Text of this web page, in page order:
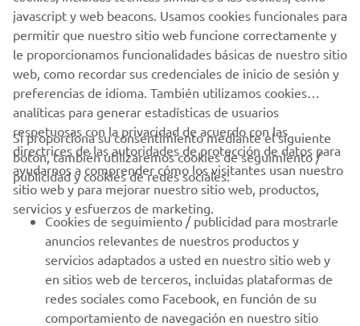
CORPORATIVO
PROFESIONALES
MÁS YAMAHA
AYUDA
javascript y web beacons. Usamos cookies funcionales para
permitir que nuestro sitio web funcione correctamente y
le proporcionamos funcionalidades básicas de nuestro sitio
web, como recordar sus credenciales de inicio de sesión y
preferencias de idioma. También utilizamos cookies
analíticas para generar estadísticas de usuarios
respetuosas con la privacidad de acuerdo con las
directrices de las autoridades de protección de datos para
ayudarnos a comprender cómo los visitantes usan nuestro
sitio web y para mejorar nuestro sitio web, productos,
servicios y esfuerzos de marketing.
Si proporciona su consentimiento mediante el siguiente
botón, también utilizaremos cookies de seguimiento /
publicidad y cookies de redes sociales:
Cookies de seguimiento / publicidad para mostrarle
anuncios relevantes de nuestros productos y
servicios adaptados a usted en nuestro sitio web y
en sitios web de terceros, incluidas plataformas de
redes sociales como Facebook, en función de su
comportamiento de navegación en nuestro sitio